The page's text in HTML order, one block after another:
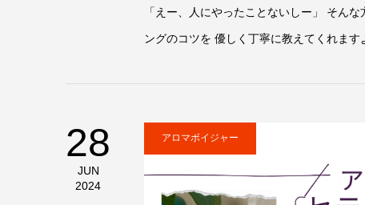
「えー、人にやったことないしー」 そん
ングのコツを 優しく丁寧に教えてくれます
28
JUN
2024
アロマボイジャー